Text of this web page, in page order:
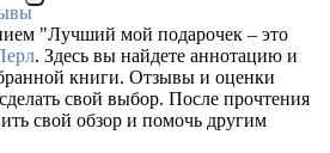
"Лучший мой подарочек – это
. Здесь вы найдете аннотацию и
книги. Отзывы и оценки
свой выбор. После прочтения
свой обзор и помочь другим